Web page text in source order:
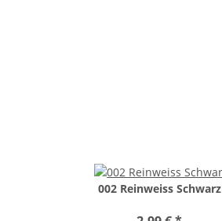
002 Reinweiss Schwarz